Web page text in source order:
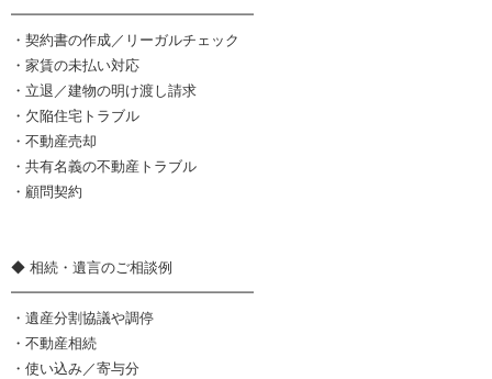
━━━━━━━━━━━━━━━━━
・契約書の作成／リーガルチェック
・家賃の未払い対応
・立退／建物の明け渡し請求
・欠陥住宅トラブル
・不動産売却
・共有名義の不動産トラブル
・顧問契約
◆ 相続・遺言のご相談例
━━━━━━━━━━━━━━━━━
・遺産分割協議や調停
・不動産相続
・使い込み／寄与分